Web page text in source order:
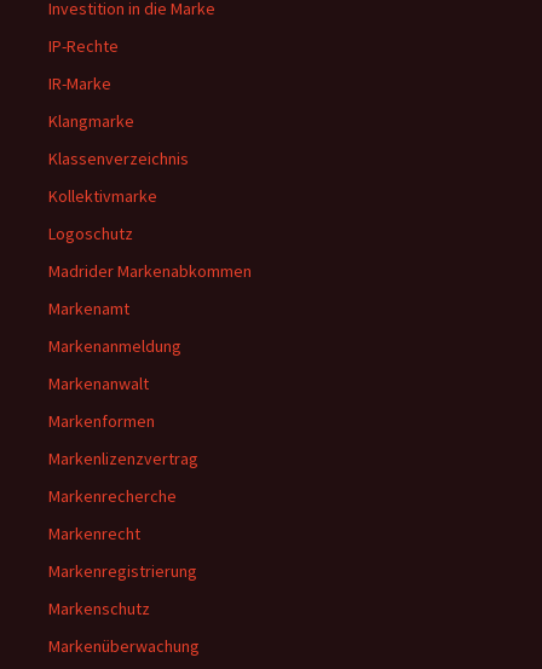
Investition in die Marke
IP-Rechte
IR-Marke
Klangmarke
Klassenverzeichnis
Kollektivmarke
Logoschutz
Madrider Markenabkommen
Markenamt
Markenanmeldung
Markenanwalt
Markenformen
Markenlizenzvertrag
Markenrecherche
Markenrecht
Markenregistrierung
Markenschutz
Markenüberwachung